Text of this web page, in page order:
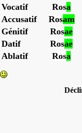
Vocatif
Rosa
Accusatif
Rosam
Génitif
Rosae
Datif
Rosae
Ablatif
Rosa